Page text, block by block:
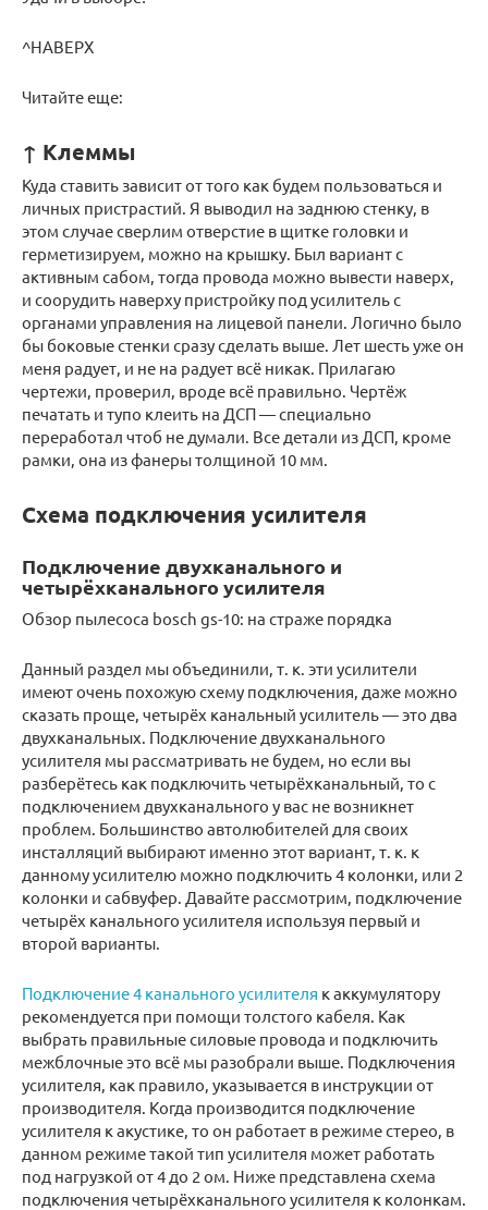
^НАВЕРХ
Читайте еще:
↑ Клеммы
Куда ставить зависит от того как будем пользоваться и
личных пристрастий. Я выводил на заднюю стенку, в
этом случае сверлим отверстие в щитке головки и
герметизируем, можно на крышку. Был вариант с
активным сабом, тогда провода можно вывести наверх,
и соорудить наверху пристройку под усилитель с
органами управления на лицевой панели. Логично было
бы боковые стенки сразу сделать выше. Лет шесть уже он
меня радует, и не на радует всё никак. Прилагаю
чертежи, проверил, вроде всё правильно. Чертёж
печатать и тупо клеить на ДСП — специально
переработал чтоб не думали. Все детали из ДСП, кроме
рамки, она из фанеры толщиной 10 мм.
Схема подключения усилителя
Подключение двухканального и
четырёхканального усилителя
Обзор пылесоса bosch gs-10: на страже порядка
Данный раздел мы объединили, т. к. эти усилители
имеют очень похожую схему подключения, даже можно
сказать проще, четырёх канальный усилитель — это два
двухканальных. Подключение двухканального
усилителя мы рассматривать не будем, но если вы
разберётесь как подключить четырёхканальный, то с
подключением двухканального у вас не возникнет
проблем. Большинство автолюбителей для своих
инсталляций выбирают именно этот вариант, т. к. к
данному усилителю можно подключить 4 колонки, или 2
колонки и сабвуфер. Давайте рассмотрим, подключение
четырёх канального усилителя используя первый и
второй варианты.
Подключение 4 канального усилителя к аккумулятору
рекомендуется при помощи толстого кабеля. Как
выбрать правильные силовые провода и подключить
межблочные это всё мы разобрали выше. Подключения
усилителя, как правило, указывается в инструкции от
производителя. Когда производится подключение
усилителя к акустике, то он работает в режиме стерео, в
данном режиме такой тип усилителя может работать
под нагрузкой от 4 до 2 ом. Ниже представлена схема
подключения четырёхканального усилителя к колонкам.